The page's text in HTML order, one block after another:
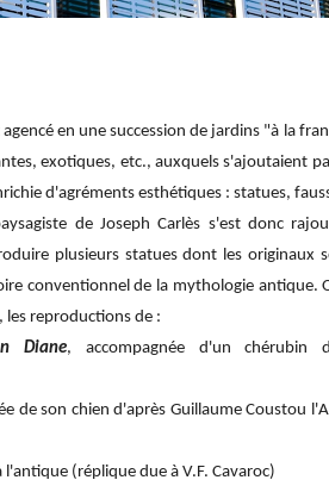
en une succession de jardins "à la
exotiques, etc., auxquels s'ajoutaient
d'agréments esthétiques : statues,
de Joseph Carlès s'est donc
plusieurs statues dont les originaux
conventionnel de la mythologie antique.
les reproductions de :
Diane, accompagnée d'un chérubin
de son chien d'après Guillaume Coustou
(réplique due à V.F. Cavaroc)